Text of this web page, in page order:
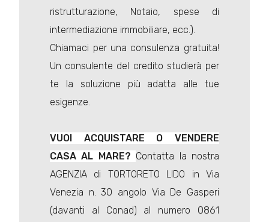
ristrutturazione, Notaio, spese di
intermediazione immobiliare, ecc.).
Chiamaci per una consulenza gratuita!
Un consulente del credito studierà per
te la soluzione più adatta alle tue
esigenze.
VUOI ACQUISTARE O VENDERE
CASA AL MARE? Contatta la nostra
AGENZIA di TORTORETO LIDO in Via
Venezia n. 30 angolo Via De Gasperi
(davanti al Conad) al numero 0861